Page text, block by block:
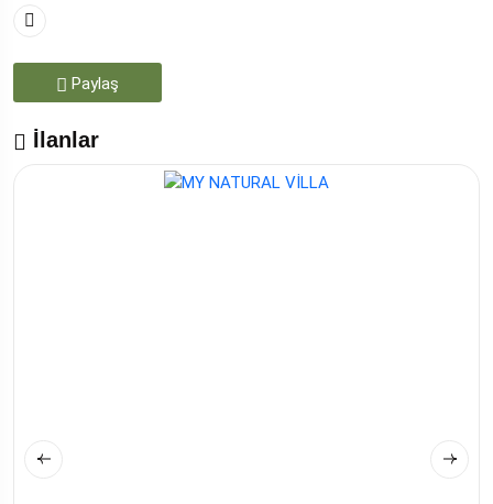
Paylaş
İlanlar